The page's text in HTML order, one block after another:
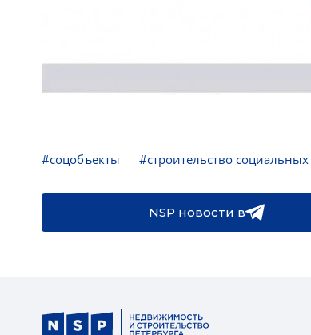
#соцобъекты #строительство
NSP новости в